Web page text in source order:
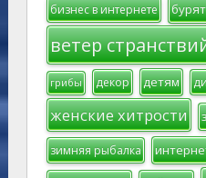
бизнес в интернете
ветер
грибы декор детям
женские хитрости
зимняя рыбалка